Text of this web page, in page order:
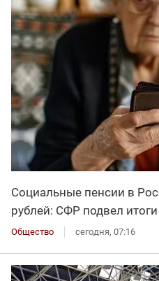
Социальные пенсии в
рублей: СФР подвел
Общество сегодня, 07:16